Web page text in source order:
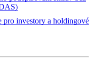
pro investory a holdingové